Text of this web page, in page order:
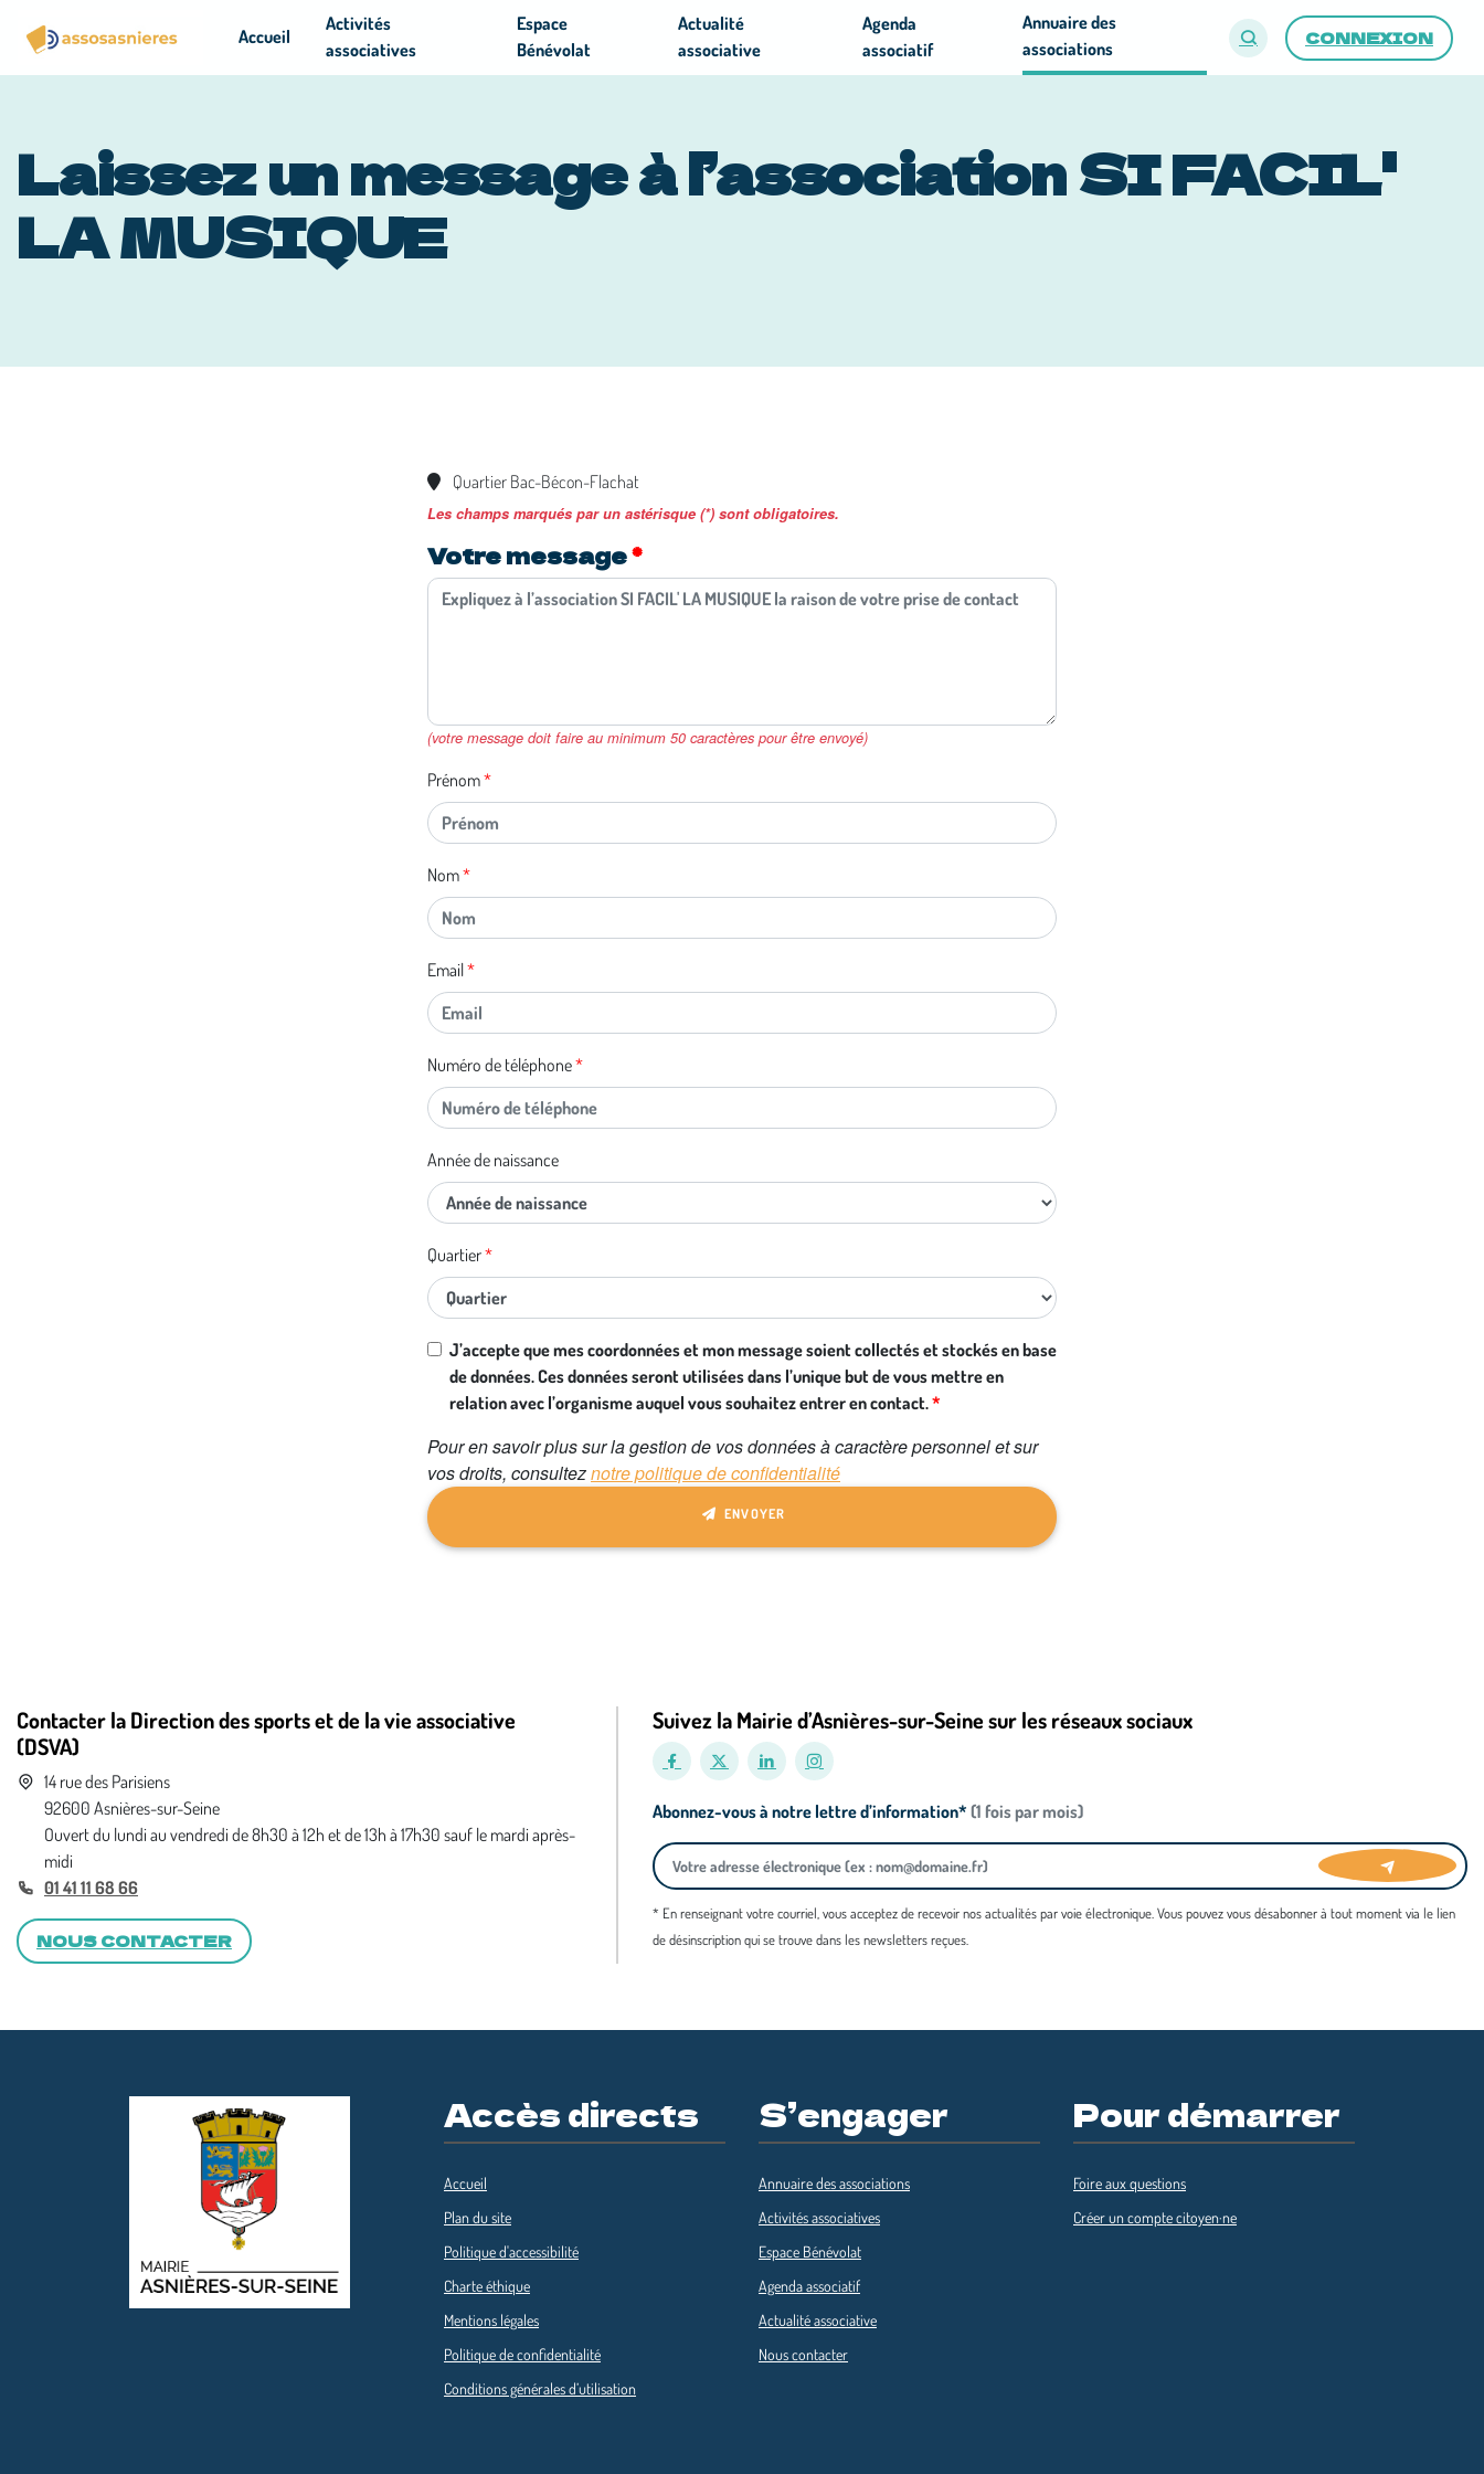
CONNEXION
Accueil
Activités
associatives
Espace
Bénévolat
Actualité
associative
Agenda
associatif
Annuaire des
associations
Laissez un message à l’association SI FACIL'
LA MUSIQUE
Quartier Bac-Bécon-Flachat
Les champs marqués par un astérisque (*) sont obligatoires.
Votre message
(votre message doit faire au minimum 50 caractères pour être envoyé)
Prénom
Nom
Email
Numéro de téléphone
Année de naissance
Quartier
Si vous
êtes un
être
ignorez
ce
champ
J’accepte que mes coordonnées et mon message soient collectés et stockés en base
de données. Ces données seront utilisées dans l’unique but de vous mettre en
relation avec l’organisme auquel vous souhaitez entrer en contact.
Pour en savoir plus sur la gestion de vos données à caractère personnel et sur
vos droits, consulteznotre politique de confidentialité
ENVOYER
Contacter la Direction des sports et de la vie associative
(DSVA)
14 rue des Parisiens
92600 Asnières-sur-Seine
Ouvert du lundi au vendredi de 8h30 à 12h et de 13h à 17h30 sauf le mardi après-
midi
01 41 11 68 66
NOUS CONTACTER
Suivez la Mairie d’Asnières-sur-Seine sur les réseaux sociaux
Abonnez-vous à notre lettre d’information* (1 fois par mois)
* En renseignant votre courriel, vous acceptez de recevoir nos actualités par voie électronique. Vous pouvez vous désabonner à tout moment via le lien
de désinscription qui se trouve dans les newsletters reçues.
Accès directs
Accueil
Plan du site
Politique d'accessibilité
Charte éthique
Mentions légales
Politique de confidentialité
Conditions générales d’utilisation
S’engager
Annuaire des associations
Activités associatives
Espace Bénévolat
Agenda associatif
Actualité associative
Nous contacter
Pour démarrer
Foire aux questions
Créer un compte citoyen·ne